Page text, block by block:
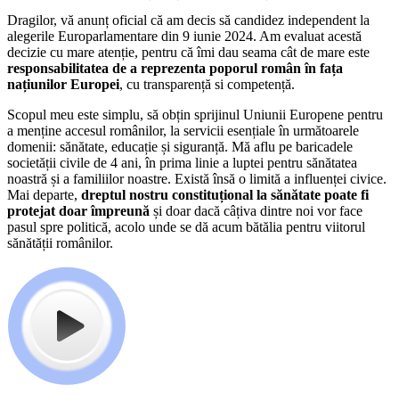
Dragilor, vă anunț oficial că am decis să candidez independent la
alegerile Europarlamentare din 9 iunie 2024. Am evaluat acestă
decizie cu mare atenție, pentru că îmi dau seama cât de mare este
responsabilitatea de a reprezenta poporul român în fața
națiunilor Europei, cu transparență si competență.
Scopul meu este simplu, să obțin sprijinul Uniunii Europene pentru
a menține accesul românilor, la servicii esențiale în următoarele
domenii: sănătate, educație și siguranță. Mă aflu pe baricadele
societății civile de 4 ani, în prima linie a luptei pentru sănătatea
noastră și a familiilor noastre. Există însă o limită a influenței civice.
Mai departe, dreptul nostru constituțional la sănătate poate fi
protejat doar împreună și doar dacă câțiva dintre noi vor face
pasul spre politică, acolo unde se dă acum bătălia pentru viitorul
sănătății românilor.